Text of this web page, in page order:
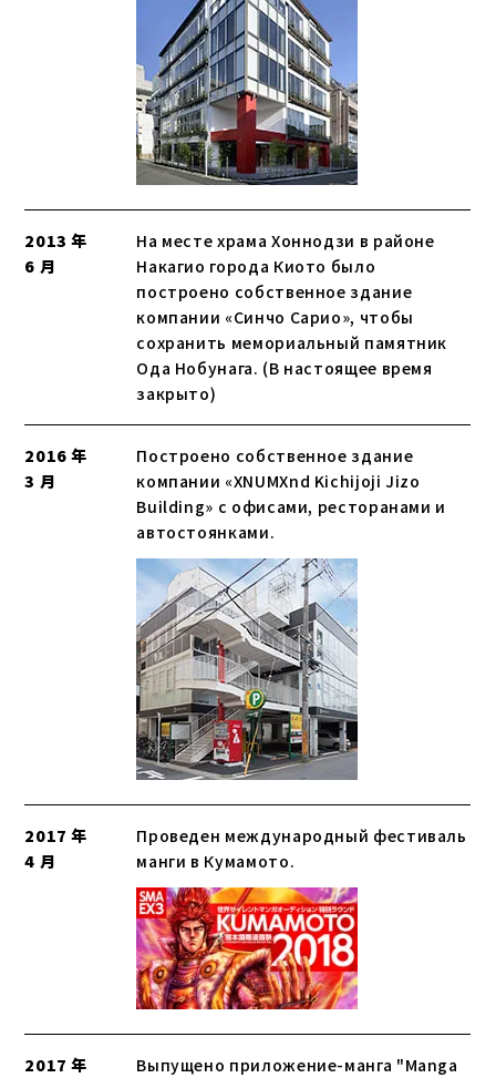
2013 年
6 月
На месте храма Хоннодзи в районе
Накагио города Киото было
построено собственное здание
компании «Синчо Сарио», чтобы
сохранить мемориальный памятник
Ода Нобунага. (В настоящее время
закрыто)
2016 年
3 月
Построено собственное здание
компании «XNUMXnd Kichijoji Jizo
Building» с офисами, ресторанами и
автостоянками.
2017 年
4 月
Проведен международный фестиваль
манги в Кумамото.
2017 年
Выпущено приложение-манга "Manga